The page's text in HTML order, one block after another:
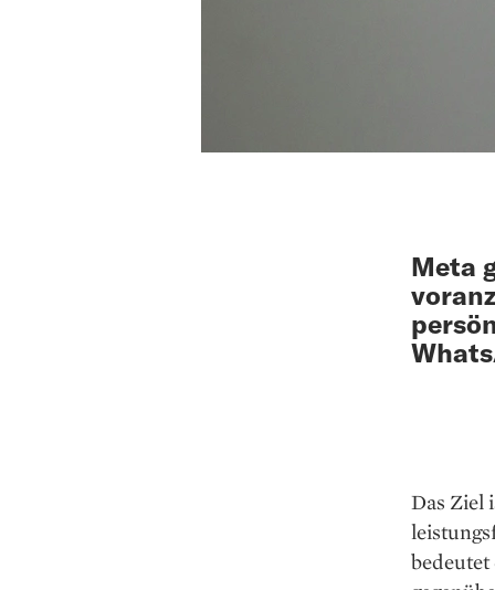
Meta
Das Ziel
bedeutet